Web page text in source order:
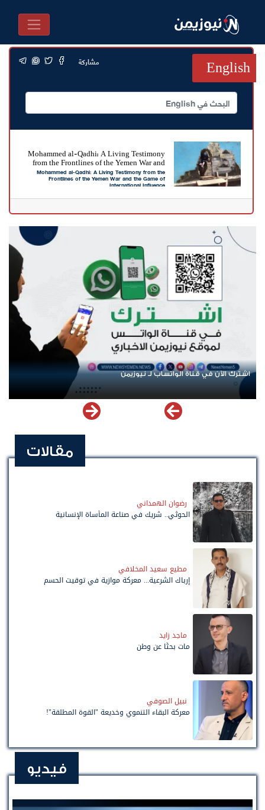
English مشاركة
Mohammed al-Qadhi: A Living Testimony
from the Frontlines of the Yemen War and
the Game of International Influence
Mohammed al-Qadhi: A Living Testimony from the
Frontlines of the Yemen War and the Game of
International Influence
اشترك الآن في قناة الواتساب لـ نيوزيمن
مقالات
رضوان الهمداني
الحوثي.. شريك في صناعة المأساة الإنسانية
مطيع سعيد المخلافي
إرباك الشرعية... معركة موازية في توقيت الحسم
ماجد زايد
مات بحثًا عن وطن
نبيل الصوفي
معركة البقاء التنموي وخديعة "القوة المطلقة"!
فيديو